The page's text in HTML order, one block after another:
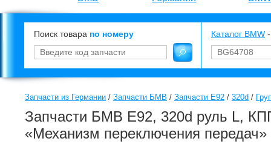
Поиск товара по номеру Каталог BMW
Запчасти из Германии / Запчасти БМВ / Запчасти E92 / 320d /
Запчасти БМВ E92, 320d руль L,
«Механизм переключения передач»